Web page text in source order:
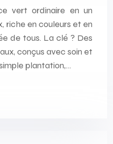
vert ordinaire en un
riche en couleurs et en
de tous. La clé ? Des
conçus avec soin et
plantation,…